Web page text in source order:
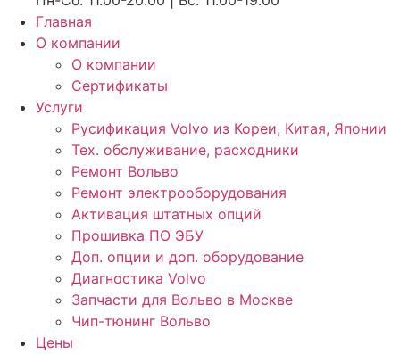
Главная
О компании
О компании
Сертификаты
Услуги
Русификация Volvo из Кореи, Китая, Японии
Тех. обслуживание, расходники
Ремонт Вольво
Ремонт электрооборудования
Активация штатных опций
Прошивка ПО ЭБУ
Доп. опции и доп. оборудование
Диагностика Volvo
Запчасти для Вольво в Москве
Чип-тюнинг Вольво
Цены